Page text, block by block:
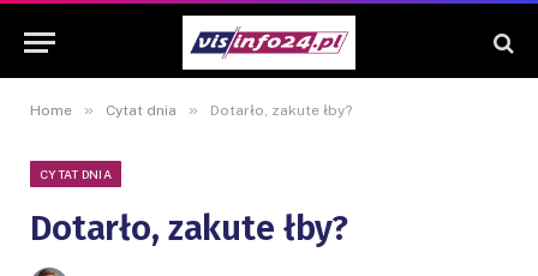
Home » Cytat dnia » Dotarło, zakute łby?
CYTAT DNIA
Dotarło, zakute łby?